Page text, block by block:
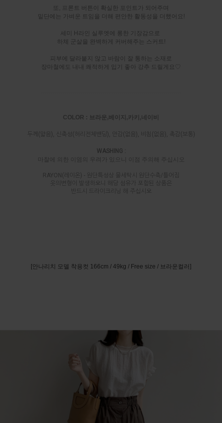
또, 프론트 버튼이 확실한 포인트가 되어주며
밑단에는 가벼운 트임을 더해 편안한 활동성을 더했어요!
세미 H라인 실루엣에 롱한 기장감으로
하체 군살을 완벽하게 커버해주는 스커트!
피부에 달라붙지 않고 바람이 잘 통하는 소재로
장마철에도 내내 쾌적하게 입기 좋아 강추 드릴게요♡
COLOR : 브라운,베이지,카키,네이비
두께(얇음), 신축성(허리전체밴딩), 안감(없음), 비침(없음), 촉감(보통)
WASHING :
마찰에 의한 이염의 우려가 있으니 이점 주의해 주십시오
RAYON(레이온) - 원단특성상 물세탁시 원단수축/틀어짐
옷의변형이 발생하오니 해당 섬유가 포함된 상품은
반드시 드라이크리닝 해 주십시오
[안나리치 모델 착용컷 166cm / 49kg / Free size / 브라운컬러]